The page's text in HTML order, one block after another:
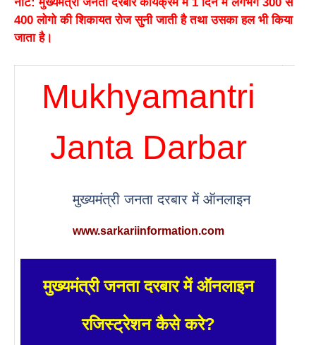
नोट: मुख्यमंत्री जनता दरबार कार्यक्रम में 1 दिन में लगभग 300 से
400 लोगो की शिकायत रोज सुनी जाती है तथा उसका हल भी किया
जाता है।
Mukhyamantri
Janta Darbar
मुख्यमंत्री जनता दरबार में ऑनलाइन
www.sarkariinformation.com
मुख्यमंत्री जनता दरबार में ऑनलाइन
रजिस्ट्रेशन कैसे करे?